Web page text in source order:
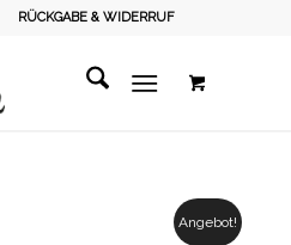
RÜCKGABE & WIDERRUF
Angebot!